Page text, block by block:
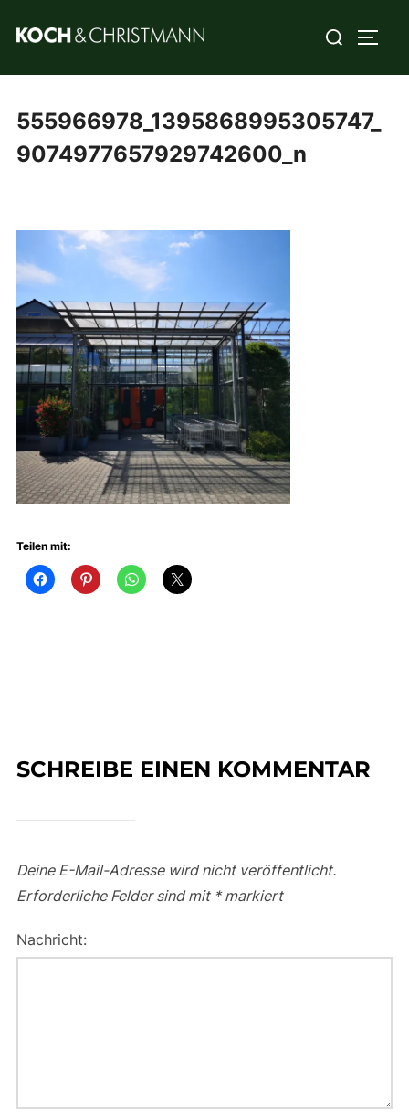
555966978_1395868995305747_
9074977657929742600_n
Teilen mit:
SCHREIBE EINEN KOMMENTAR
Deine E-Mail-Adresse wird nicht veröffentlicht.
Erforderliche Felder sind mit *markiert
Nachricht: